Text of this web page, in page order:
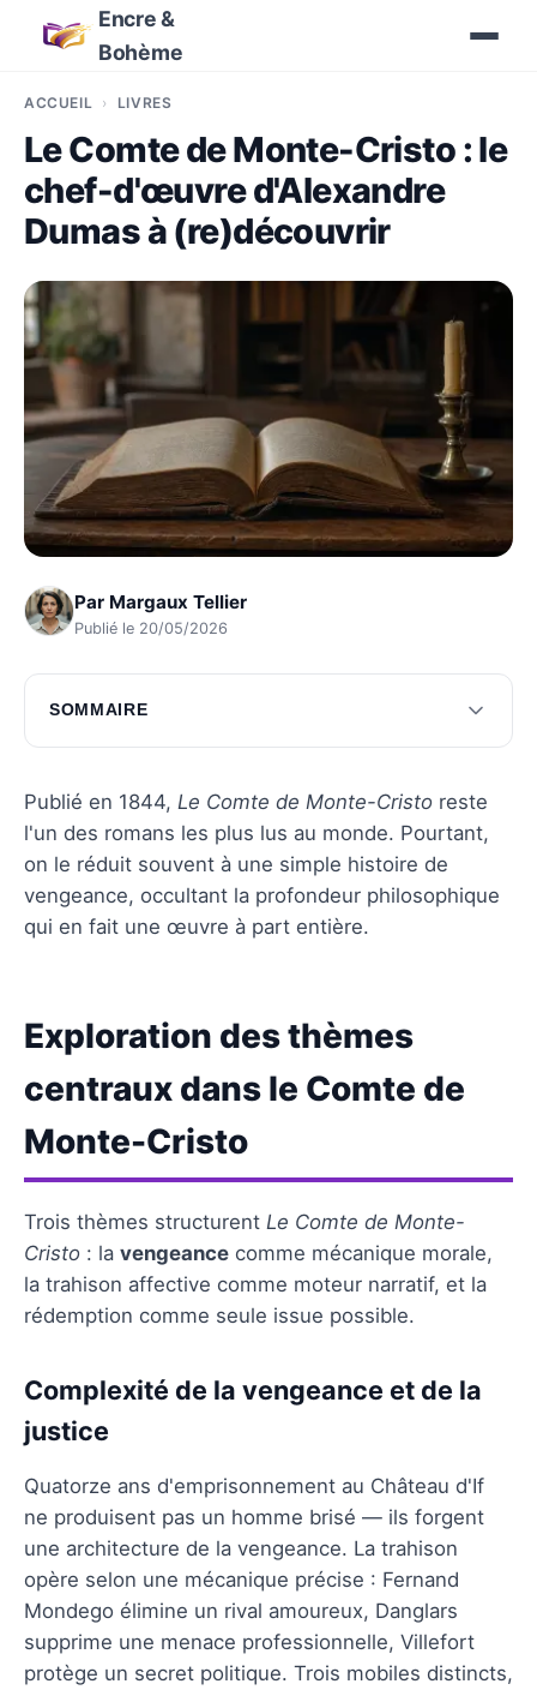
Encre &
Bohème
ACCUEIL LIVRES
Le Comte de Monte-Cristo : le
chef-d'œuvre d'Alexandre
Dumas à (re)découvrir
Par Margaux Tellier
Publié le 20/05/2026
SOMMAIRE
Exploration des thèmes centraux dans le
Regards sur le contexte historique et
l'influence
Questions fréquentes
Publié en 1844, Le Comte de Monte-Cristo reste
l'un des romans les plus lus au monde. Pourtant,
on le réduit souvent à une simple histoire de
vengeance, occultant la profondeur philosophique
qui en fait une œuvre à part entière.
Exploration des thèmes
centraux dans le Comte de
Monte-Cristo
Trois thèmes structurent Le Comte de Monte-
Cristo : la vengeance comme mécanique morale,
la trahison affective comme moteur narratif, et la
rédemption comme seule issue possible.
Complexité de la vengeance et de la
justice
Quatorze ans d'emprisonnement au Château d'If
ne produisent pas un homme brisé — ils forgent
une architecture de la vengeance. La trahison
opère selon une mécanique précise : Fernand
Mondego élimine un rival amoureux, Danglars
supprime une menace professionnelle, Villefort
protège un secret politique. Trois mobiles distincts,